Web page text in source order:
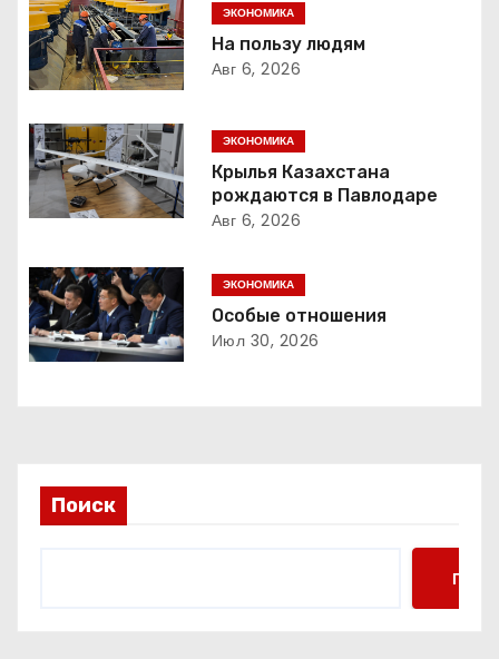
г
а
ц
и
я
п
о
з
и
с
ЭКОНОМИКА
На пользу людям
Авг 6, 2026
ЭКОНОМИКА
Крылья Казахстана
рождаются в Павлодаре
Авг 6, 2026
ЭКОНОМИКА
Особые отношения
Июл 30, 2026
Поиск
Поиск